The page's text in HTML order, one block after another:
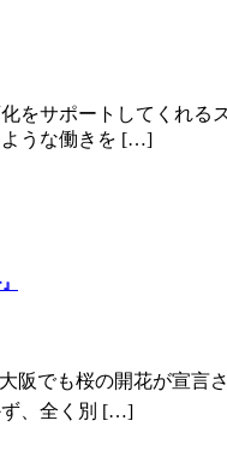
をサポートしてくれ
ような働きを […]
阪でも桜の開花が宣言
ず、全く別 […]